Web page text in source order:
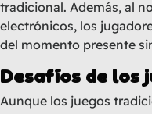
tradicional. Además, al
electrónicos, los
del momento presente
Desafíos de los
Aunque los juegos